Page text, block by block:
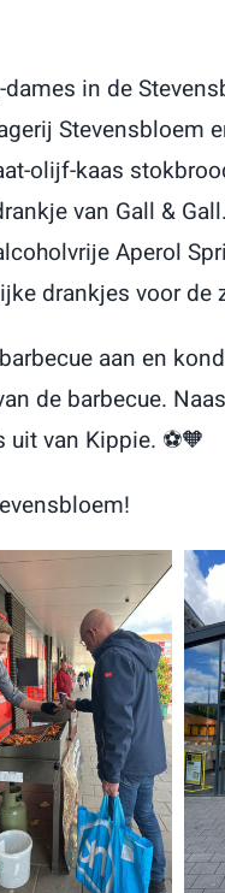
in de
Stevensbloem
olijf-kaas
van Gall &
Aperol
drankjes voor de
aan en
de barbecue.
uit van Kippie. ⚽️🧡